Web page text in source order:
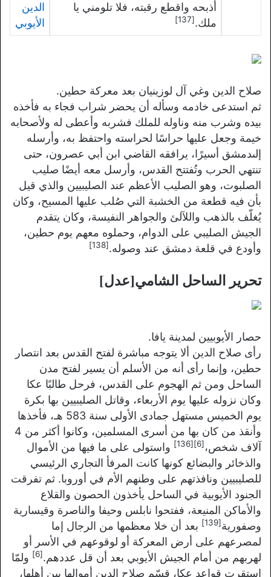
أذبحه واقطع رقبته، فلا تلومني يا
ملك.[137]
صلاح الدين وغي آل لوزينيان بعد معركة حطين.
ثم استدعى خادمه وسأله أن يحضر شراب فجاء به فأخذه
بيده وشرب منه وناوله للملك فشربه وأعطى له ولأصحابه
خيمة وجعل عليها حراسًا لحراسته واحتفظ به، وأرسله
إلىدمشق أسيرًا، يرافقه القاضي ابن أبي عصرون، حتى
تنتهي الحرب وتُفتتح القدس، وأرسل معه أيضًا صليب
الصلبوت، وهو الصليب الأعظم عند الصليبيين والذي قيل
بأن فيه قطعة من الخشبة التي صُلب عليها المسيح، وكان
يُغلّف بالذهب واللآلئ والجواهر النفيسة، وكان يتقدم
الجيش الصليبي على الدوام، وحملوه معهم يوم حطين،
وأودع في قلعة دمشق عند وصوله.[138]
تحرير الساحل الشامي[عدل]
حصار الأيوبيين لمدينة يافا.
رأى صلاح الدين ألا يتوجه مباشرة لفتح القدس بعد انتصار
حطين، وإنما رأى أنه من الأسلم أن يسير لفتح مدن
الساحل ومن ثم الهجوم على القدس، فرحل طالبًا عكا
وكان نزوله عليها يوم الأربعاء، وقاتل الصليبيين بها بكرة
يوم الخميس مستهل جمادى الأولى سنة 583 هـ، فأخذها
وأنقذ من كان بها من أسرى المسلمين، وكانوا أكثر من 4
آلاف شخص،[6]
[136]
واستولى على ما فيها من الأموال
والذخائر والبضائع كونها كانت المرفأ التجاري الرئيسي
للصليبيين ونافذتهم على وطنهم الأم في أوروبا. ثم تفرقت
الجنود الأيوبية في الساحل يأخذون الحصون والقلاع
والأماكن المنيعة، ففتحوا نابلس وحيفا والناصرة وقيسارية
وصفورية[139]
بعد أن خلا معظمها من الرجال إما
لمصرعهم على أرض المعركة أو لوقوعهم في الأسر أو
لهربهم من أمام الجيش الأيوبي بعد أن قل عددهم.[6]
ولمّا
استقرت قواعد عكا، قسّم صلاح الدين أموالها بين أهلها،